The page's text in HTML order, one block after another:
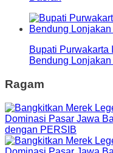
Bupati Purwakarta
Bendung
Ragam